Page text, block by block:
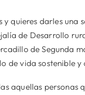
y quieres darles
de Desarrollo
de Segunda
de vida sostenible y
aquellas personas